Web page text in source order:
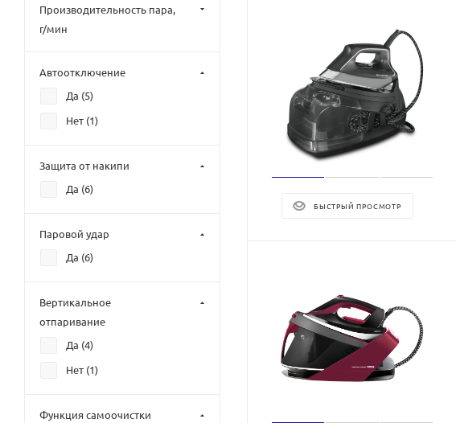
БЫСТРЫЙ ПРОСМОТР
Производительность пара,
г/мин
Автоотключение
Да (5)
Нет (1)
Защита от накипи
Да (6)
Паровой удар
Да (6)
Вертикальное
отпаривание
Да (4)
Нет (1)
Функция самоочистки